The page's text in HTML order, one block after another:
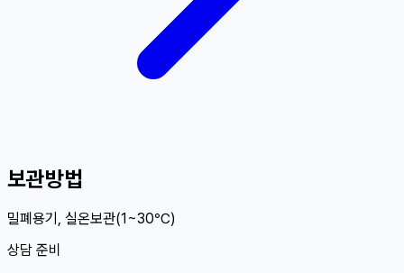
보관방법
밀폐용기, 실온보관(1~30℃)
상담 준비